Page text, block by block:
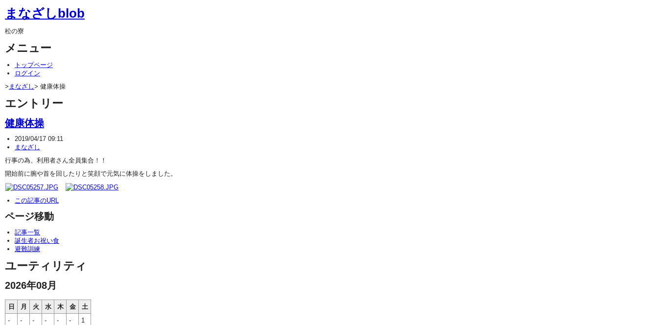
まなざしblob
松の寮
メニュー
トップページ
ログイン
> まなざし> 健康体操
エントリー
健康体操
2019/04/17 09:11
まなざし
行事の為、利用者さん全員集合！！
開始前に腕や首を回したりと笑顔で元気に体操をしました。
この記事のURL
ページ移動
記事一覧
誕生者お祝い食
避難訓練
ユーティリティ
2026年08月
日 月 火 水 木 金
土
-
- - - - -
1